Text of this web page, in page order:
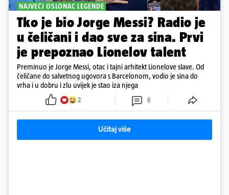
NAJVEĆI OSLONAC LEGENDE
Tko je bio Jorge Messi? Radio je
u čeličani i dao sve za sina. Prvi
je prepoznao Lionelov talent
Preminuo je Jorge Messi, otac i tajni arhitekt Lionelove slave. Od
čeličane do salvetnog ugovora s Barcelonom, vodio je sina do
vrha i u dobru i zlu uvijek je stao iza njega
2 6
Učitaj više